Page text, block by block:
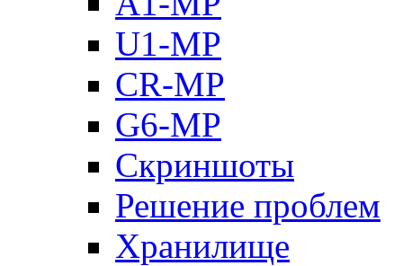
U1-MP
CR-MP
G6-MP
Скриншоты
Решение проблем
Хранилище